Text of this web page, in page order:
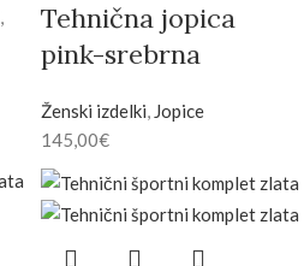
,
Tehnična jopica
pink-srebrna
Ženski izdelki, Jopice
145,00€